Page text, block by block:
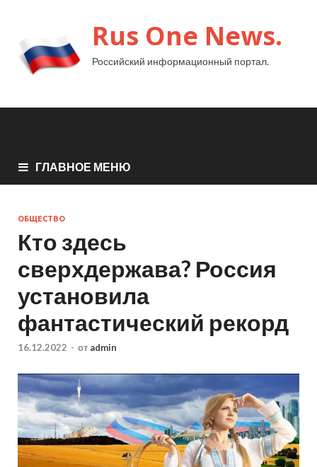
Rus One News.
Российский информационный портал.
ГЛАВНОЕ МЕНЮ
ОБЩЕСТВО
Кто здесь
сверхдержава? Россия
установила
фантастический рекорд
16.12.2022 - от admin